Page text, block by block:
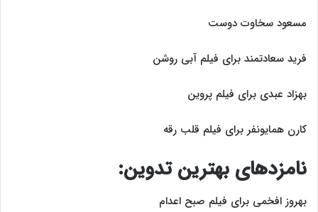
مسعود سخاوت دوست
فرید سعادتمند برای فیلم آبی روشن
بهزاد عبدی برای فیلم پروین
کارن همایونفر برای فیلم قلب رقه
نامزد‌های بهترین تدوین:
بهروز افخمی برای فیلم صبح اعدام